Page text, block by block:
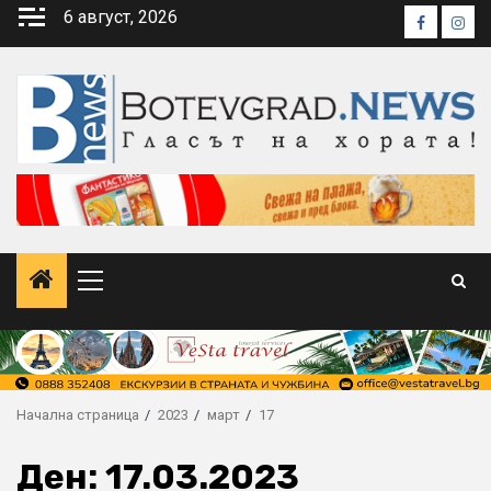
Skip
6 август, 2026 Facebook
Primary
Начална страница 2023 март 17
Ден: 17.03.2023